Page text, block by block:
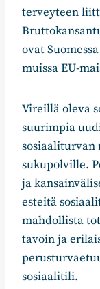
terveyteen
ovat
muissa EU-
Vireillä oleva
suurimpia
sosiaaliturvan
sukupolville.
ja
esteitä
mahdollista
tavoin ja
sosiaalitili.